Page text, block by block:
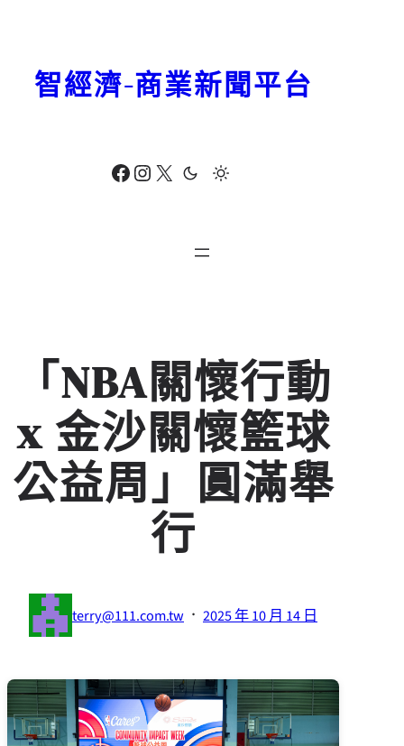
Facebook Instagram X
智經濟-商業新聞平台
「NBA關懷行動
x 金沙關懷籃球
公益周」圓滿舉
行
terry@111.com.tw · 2025 年 10 月 14 日